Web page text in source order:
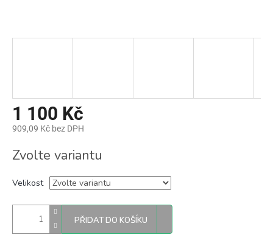
1 100 Kč
909,09 Kč bez DPH
cena:
Zvolte variantu
Velikost
PŘIDAT DO KOŠÍKU